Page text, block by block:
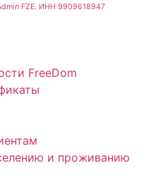
FZE. ИНН 9909618947
FreeDom
и проживанию